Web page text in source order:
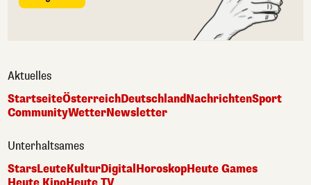
Aktuelles
StartseiteÖsterreichDeutschlandNachrichtenSport
CommunityWetterNewsletter
Unterhaltsames
StarsLeuteKulturDigitalHoroskopHeute Games